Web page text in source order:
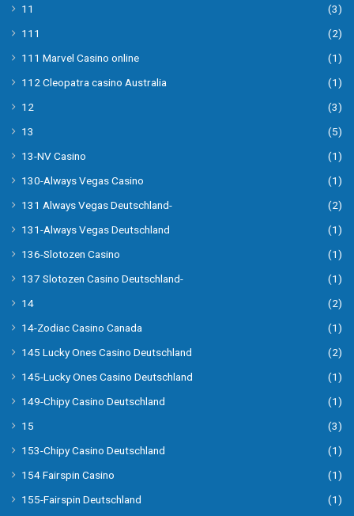
11
(3)
111
(2)
111 Marvel Casino online
(1)
112 Cleopatra casino Australia
(1)
12
(3)
13
(5)
13-NV Casino
(1)
130-Always Vegas Casino
(1)
131 Always Vegas Deutschland-
(2)
131-Always Vegas Deutschland
(1)
136-Slotozen Casino
(1)
137 Slotozen Casino Deutschland-
(1)
14
(2)
14-Zodiac Casino Canada
(1)
145 Lucky Ones Casino Deutschland
(2)
145-Lucky Ones Casino Deutschland
(1)
149-Chipy Casino Deutschland
(1)
15
(3)
153-Chipy Casino Deutschland
(1)
154 Fairspin Casino
(1)
155-Fairspin Deutschland
(1)